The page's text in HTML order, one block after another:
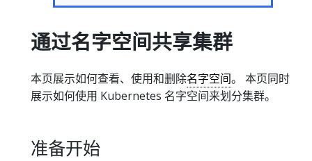
通过名字空间共享集群
本页展示如何查看、使用和删除名字空间。 本页同时
展示如何使用 Kubernetes 名字空间来划分集群。
准备开始